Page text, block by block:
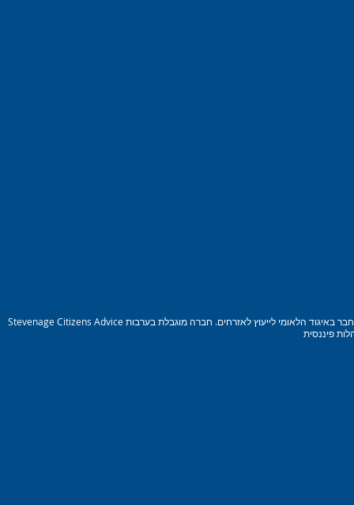
Stevenage Citizens Advice הוא ארגון צדקה רשום. מספר רישום: 1077414 חבר באיגוד הלאומי לייעוץ לאזרחים. חברה מוגבלת בערבות Reg. מס&#39; 03836106 אנגליה מורשה ומוסדר על ידי